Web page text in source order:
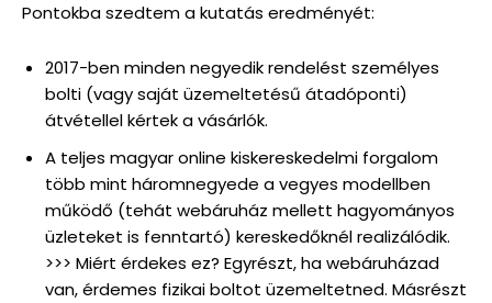
Pontokba szedtem a kutatás eredményét:
2017-ben minden negyedik rendelést személyes
bolti (vagy saját üzemeltetésű átadóponti)
átvétellel kértek a vásárlók.
A teljes magyar online kiskereskedelmi forgalom
több mint háromnegyede a vegyes modellben
működő (tehát webáruház mellett hagyományos
üzleteket is fenntartó) kereskedőknél realizálódik.
>>> Miért érdekes ez? Egyrészt, ha webáruházad
van, érdemes fizikai boltot üzemeltetned. Másrészt